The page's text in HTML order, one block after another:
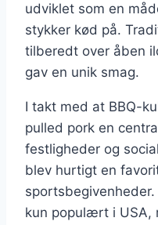
udviklet som en
stykker kød på.
tilberedt over åben
gav en unik smag.
I takt med at BBQ-
pulled pork en
festligheder og
blev hurtigt en
kun populært i USA,